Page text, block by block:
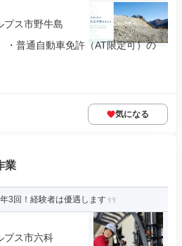
プス市野牛島
・普通自動車免許（AT限定可）の
気になる
業
3回！経験者は優遇します
プス市六科